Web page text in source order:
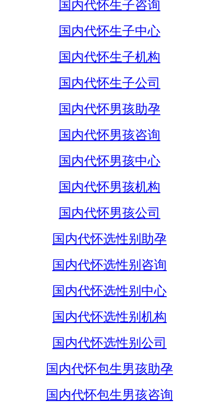
国内代怀生子咨询
国内代怀生子中心
国内代怀生子机构
国内代怀生子公司
国内代怀男孩助孕
国内代怀男孩咨询
国内代怀男孩中心
国内代怀男孩机构
国内代怀男孩公司
国内代怀选性别助孕
国内代怀选性别咨询
国内代怀选性别中心
国内代怀选性别机构
国内代怀选性别公司
国内代怀包生男孩助孕
国内代怀包生男孩咨询